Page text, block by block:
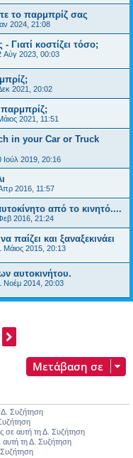
το παρμπρίζ σας
2024, 21:08
Γιατί κοστίζει τόσο;
Αύγ 2023, 00:03
2021, 20:02
2021, 11:51
in your Car or Truck
Ιούλ 2019, 20:16
2016, 11:57
από το κινητό....
2016, 21:24
παίζει και ξαναξεκινάει
Μάιος 2015, 20:13
αυτοκινήτου.
Νοέμ 2014, 20:03
Μετάβαση σε
Δ. Συζήτηση
σε αυτή τη Δ. Συζήτηση
αυτή τη Δ. Συζήτηση